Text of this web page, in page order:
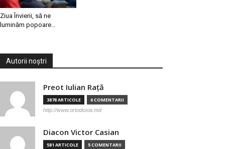
Ziua Învierii, să ne
luminăm popoare…
Autorii noștri
Preot Iulian Raţă
3878 ARTICOLE 6 COMENTARII
http://www.ortodoxia.md
Diacon Victor Casian
581 ARTICOLE 5 COMENTARII